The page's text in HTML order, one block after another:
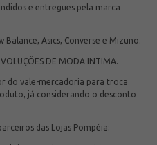
e entregues pela marca
Balance, Asics, Converse e Mizuno.
DE MODA INTIMA.
do vale-mercadoria para troca
já considerando o desconto
das Lojas Pompéia: